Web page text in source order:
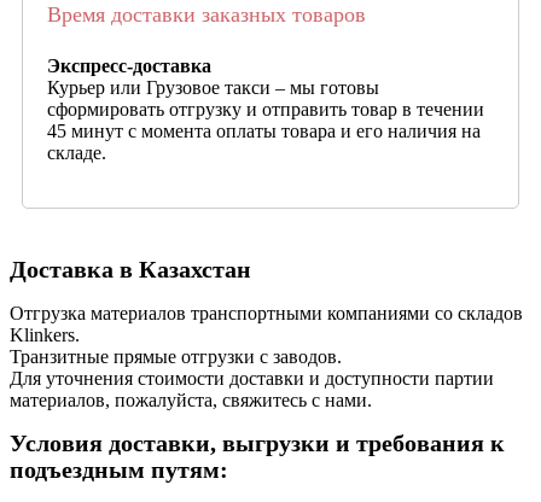
Время доставки заказных товаров
Экспресс-доставка
Курьер или Грузовое такси – мы готовы
сформировать отгрузку и отправить товар в течении
45 минут с момента оплаты товара и его наличия на
складе.
Доставка в Казахстан
Отгрузка материалов транспортными компаниями со складов
Klinkers.
Транзитные прямые отгрузки с заводов.
Для уточнения стоимости доставки и доступности партии
материалов, пожалуйста, свяжитесь с нами.
Условия доставки, выгрузки и требования к
подъездным путям: